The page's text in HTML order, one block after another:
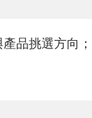
品挑選方向；